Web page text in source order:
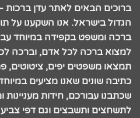
ברוכים הבאים לאתר עדן
הגדול בישראל. אנו השקענו על
ברכה ומשפט בקפידה במיוחד
למצוא ברכה לכל אדם, וברכה
תמצאו משפטים יפים, ציטוטים,
כתיבה שונים שאנו מציעים
שכתבנו עבורכם, חידות
לתשחצים ותשבצים וגם דפי